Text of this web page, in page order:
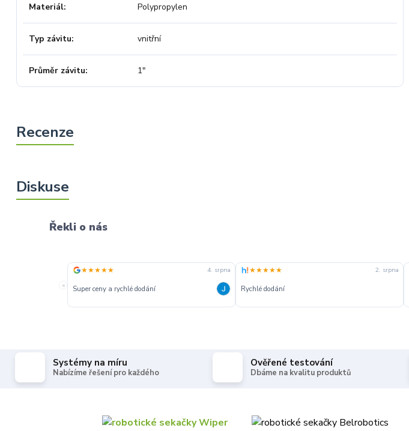
Materiál Polypropylen
Typ závitu vnitřní
Průměr závitu 1"
Řekli o nás
«
★★★★★ 4. srpna
Super ceny a rychlé dodání
★★★★★ 2. srpna
Rychlé dodání
Systémy na míru
Nabízíme řešení pro každého
Ověřené testování
Dbáme na kvalitu produktů